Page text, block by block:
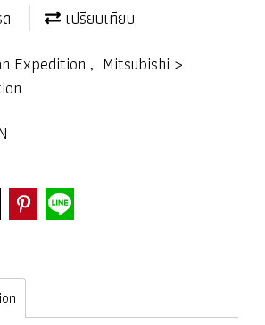
เปรียบเทียบ
Expedition , Mitsubishi >